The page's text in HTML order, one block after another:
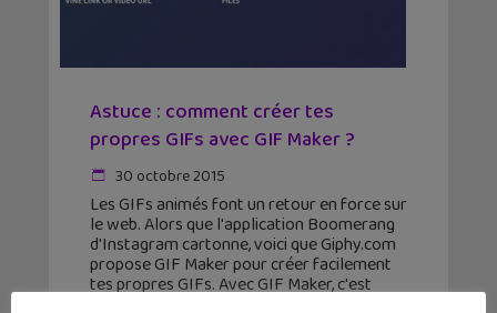
Astuce : comment créer tes
propres GIFs avec GIF Maker ?
30 octobre 2015
Les GIFs animés font un retour en force sur
le web. Alors que l'application Boomerang
d'Instagram cartonne, voici que Giphy.com
propose GIF Maker pour créer facilement
tes propres GIFs. Avec GIF Maker, c'est